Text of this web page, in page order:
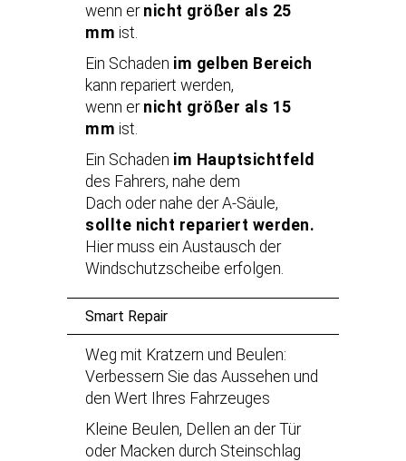
wenn er nicht größer als 25
mm ist.
Ein Schaden im gelben Bereich
kann repariert werden,
wenn er nicht größer als 15
mm ist.
Ein Schaden im Hauptsichtfeld
des Fahrers, nahe dem
Dach oder nahe der A-Säule,
sollte nicht repariert werden.
Hier muss ein Austausch der
Windschutzscheibe erfolgen.
Smart Repair
Weg mit Kratzern und Beulen:
Verbessern Sie das Aussehen und
den Wert Ihres Fahrzeuges
Kleine Beulen, Dellen an der Tür
oder Macken durch Steinschlag